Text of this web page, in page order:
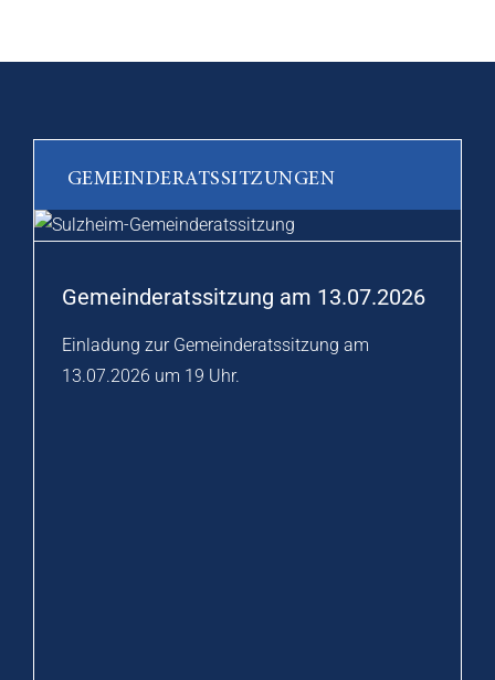
GEMEINDERATSSITZUNGEN
Gemeinderatssitzung am 13.07.2026
Einladung zur Gemeinderatssitzung am
13.07.2026 um 19 Uhr.